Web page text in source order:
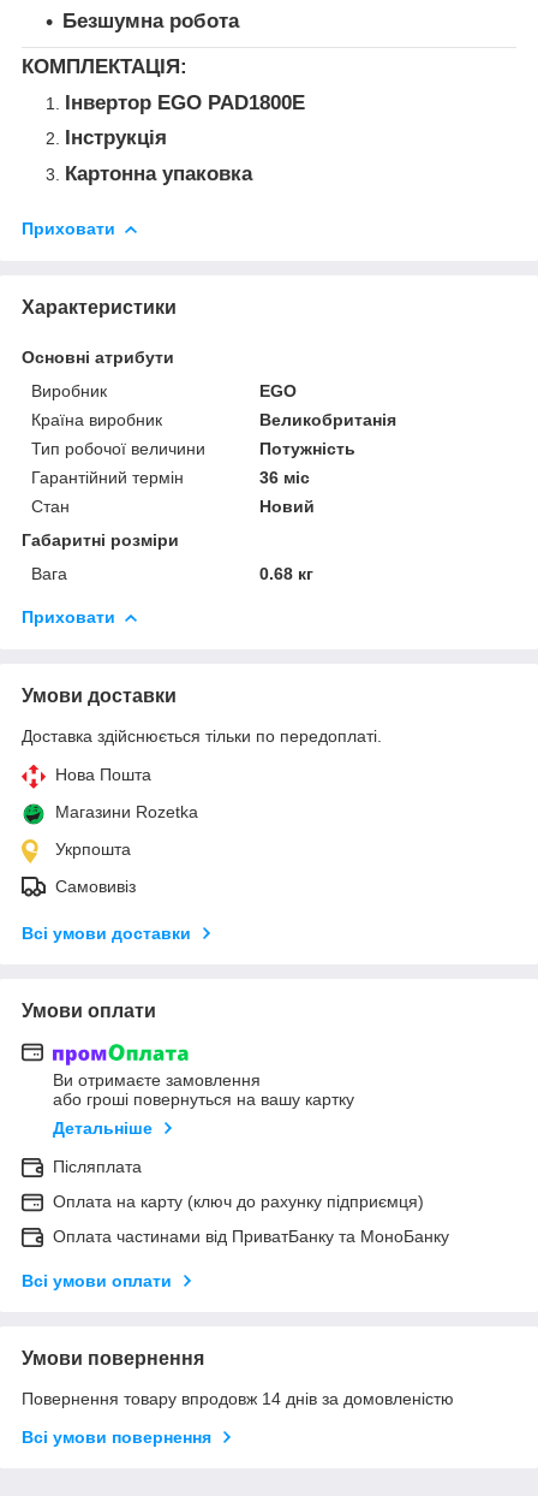
Безшумна робота
КОМПЛЕКТАЦІЯ:
Інвертор EGO PAD1800E
Інструкція
Картонна упаковка
Приховати
Характеристики
Основні атрибути
Виробник
EGO
Країна виробник
Великобританія
Тип робочої величини
Потужність
Гарантійний термін
36 міс
Стан
Новий
Габаритні розміри
Вага
0.68 кг
Приховати
Умови доставки
Доставка здійснюється тільки по передоплаті.
Нова Пошта
Магазини Rozetka
Укрпошта
Самовивіз
Всі умови доставки
Умови оплати
Ви отримаєте замовлення
або гроші повернуться на вашу картку
Детальніше
Післяплата
Оплата на карту (ключ до рахунку підприємця)
Оплата частинами від ПриватБанку та МоноБанку
Всі умови оплати
Умови повернення
Повернення товару впродовж 14 днів за домовленістю
Всі умови повернення